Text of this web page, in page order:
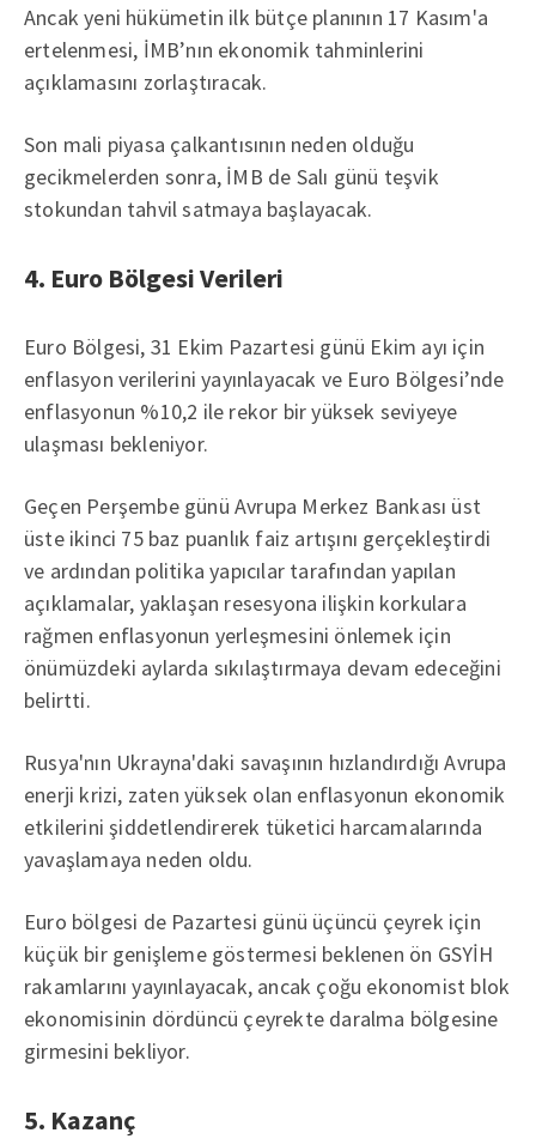
Ancak yeni hükümetin ilk bütçe planının 17 Kasım'a
ertelenmesi, İMB’nın ekonomik tahminlerini
açıklamasını zorlaştıracak.
Son mali piyasa çalkantısının neden olduğu
gecikmelerden sonra, İMB de Salı günü teşvik
stokundan tahvil satmaya başlayacak.
4. Euro Bölgesi Verileri
Euro Bölgesi, 31 Ekim Pazartesi günü Ekim ayı için
enflasyon verilerini yayınlayacak ve Euro Bölgesi’nde
enflasyonun %10,2 ile rekor bir yüksek seviyeye
ulaşması bekleniyor.
Geçen Perşembe günü Avrupa Merkez Bankası üst
üste ikinci 75 baz puanlık faiz artışını gerçekleştirdi
ve ardından politika yapıcılar tarafından yapılan
açıklamalar, yaklaşan resesyona ilişkin korkulara
rağmen enflasyonun yerleşmesini önlemek için
önümüzdeki aylarda sıkılaştırmaya devam edeceğini
belirtti.
Rusya'nın Ukrayna'daki savaşının hızlandırdığı Avrupa
enerji krizi, zaten yüksek olan enflasyonun ekonomik
etkilerini şiddetlendirerek tüketici harcamalarında
yavaşlamaya neden oldu.
Euro bölgesi de Pazartesi günü üçüncü çeyrek için
küçük bir genişleme göstermesi beklenen ön GSYİH
rakamlarını yayınlayacak, ancak çoğu ekonomist blok
ekonomisinin dördüncü çeyrekte daralma bölgesine
girmesini bekliyor.
5. Kazanç